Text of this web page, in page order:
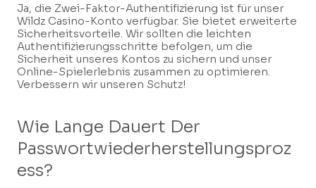
Ja, die Zwei-Faktor-Authentifizierung ist für unser
Wildz Casino-Konto verfügbar. Sie bietet erweiterte
Sicherheitsvorteile. Wir sollten die leichten
Authentifizierungsschritte befolgen, um die
Sicherheit unseres Kontos zu sichern und unser
Online-Spielerlebnis zusammen zu optimieren.
Verbessern wir unseren Schutz!
Wie Lange Dauert Der
Passwortwiederherstellungsproz
Ess?